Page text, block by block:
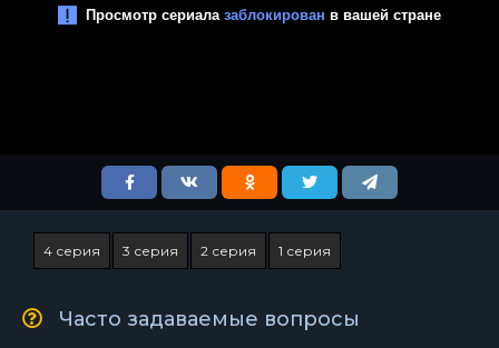
4 серия 3 серия 2 серия 1 серия
Часто задаваемые вопросы